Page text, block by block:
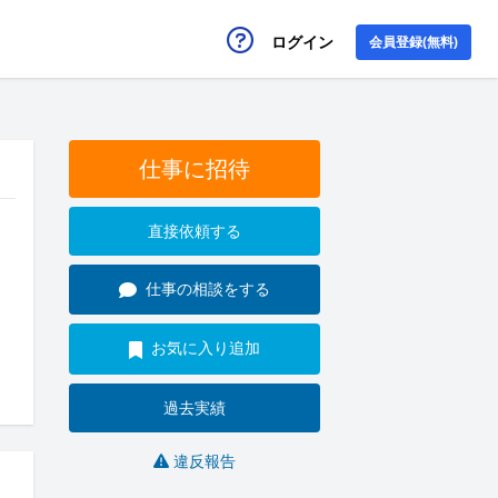
ログイン 会員登録(無料)
仕事に招待
直接依頼する
仕事の相談をする
お気に入り追加
過去実績
違反報告